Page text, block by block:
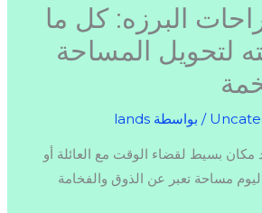
البرزه: كل ما
لتحويل المساحة
/ بواسطة lands
مكان بسيط لقضاء الوقت مع العائلة أو
مساحة تعبر عن الذوق والفخامة